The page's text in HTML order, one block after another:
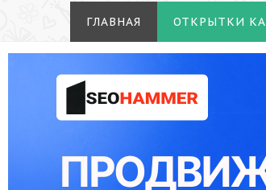
ГЛАВНАЯ ОТКРЫТКИ